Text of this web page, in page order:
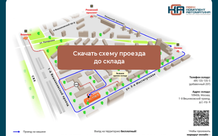
Скачать схему проезда
до склада